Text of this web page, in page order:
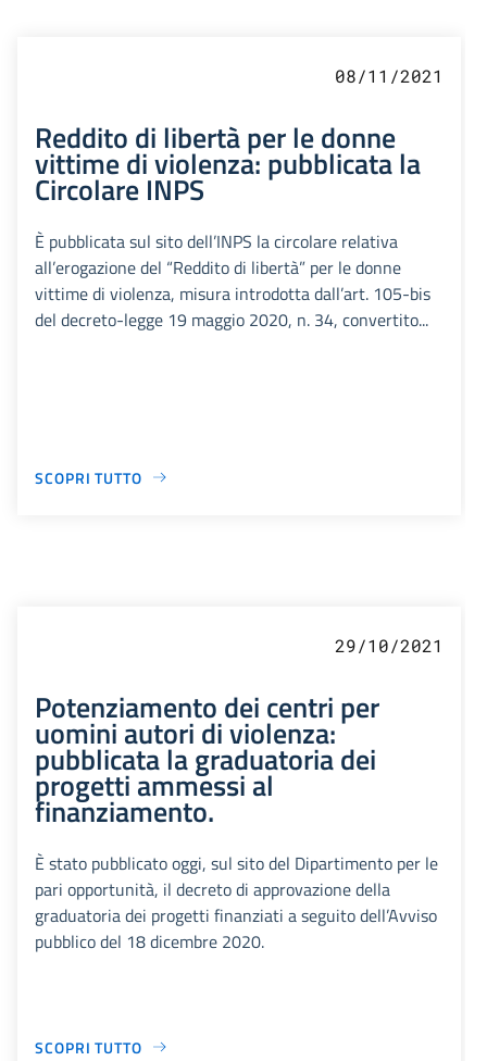
08/11/2021
Reddito di libertà per le donne
vittime di violenza: pubblicata la
Circolare INPS
È pubblicata sul sito dell’INPS la circolare relativa
all’erogazione del “Reddito di libertà” per le donne
vittime di violenza, misura introdotta dall’art. 105-bis
del decreto-legge 19 maggio 2020, n. 34, convertito...
SCOPRI TUTTO
29/10/2021
Potenziamento dei centri per
uomini autori di violenza:
pubblicata la graduatoria dei
progetti ammessi al
finanziamento.
È stato pubblicato oggi, sul sito del Dipartimento per le
pari opportunità, il decreto di approvazione della
graduatoria dei progetti finanziati a seguito dell’Avviso
pubblico del 18 dicembre 2020.
SCOPRI TUTTO